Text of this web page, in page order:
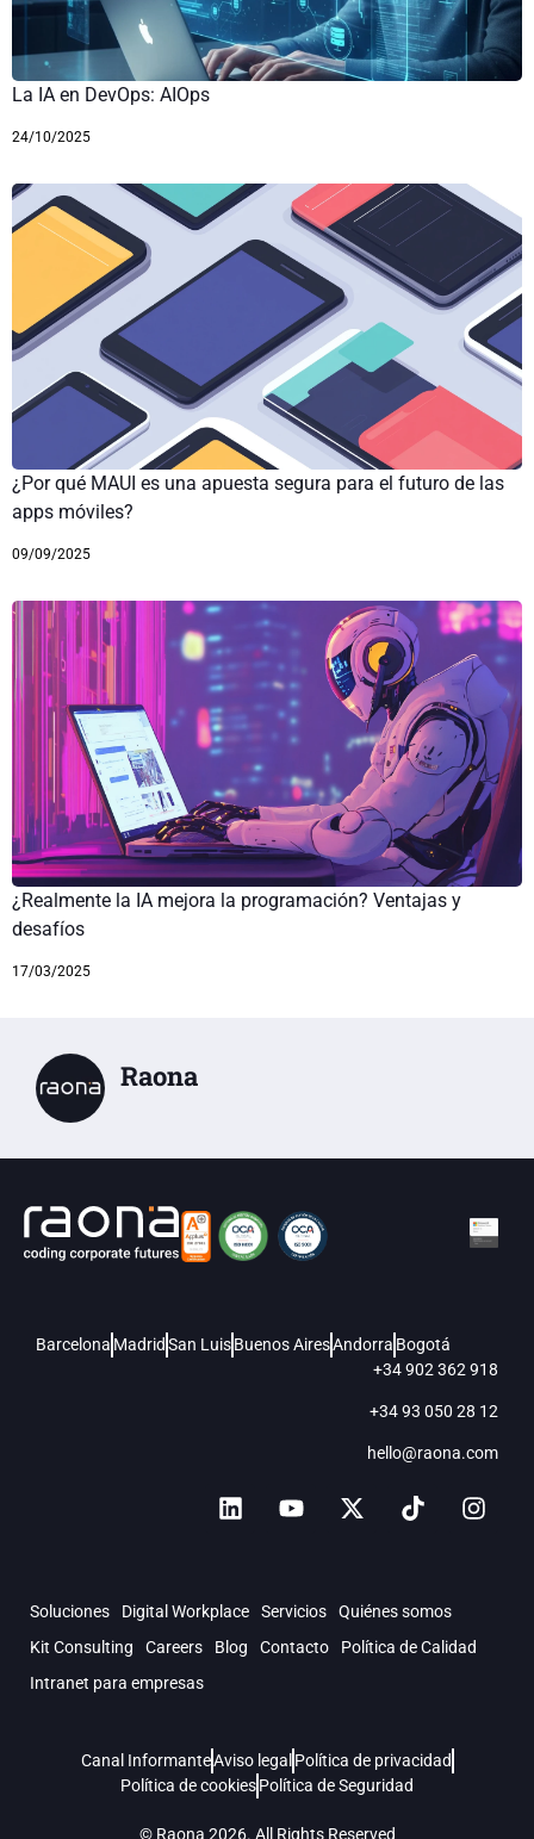
La IA en DevOps: AIOps
24/10/2025
¿Por qué MAUI es una apuesta segura para el futuro de las
apps móviles?
09/09/2025
¿Realmente la IA mejora la programación? Ventajas y
desafíos
17/03/2025
Raona
Barcelona MadridSan LuisBuenos AiresAndorra Bogotá
+34 902 362 918
+34 93 050 28 12
hello@raona.com
Soluciones Digital Workplace Servicios
Quiénes somos
Kit Consulting
Careers Blog Contacto
Política de Calidad
Intranet para empresas
© Raona 2026. All Rights Reserved
Canal InformanteAviso legal Política de privacidad
Política de cookiesPolítica de Seguridad